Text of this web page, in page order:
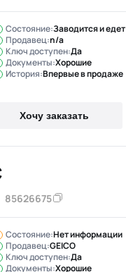
Состояние:Заводится и едет
Продавец:n/a
Ключ доступен:Да
Документы:Хорошие
История:Впервые в продаже
Хочу заказать
85626675
Состояние:Нет информации
Продавец:GEICO
Ключ доступен:Да
Документы:Хорошие